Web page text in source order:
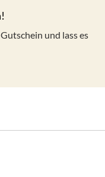
und lass es